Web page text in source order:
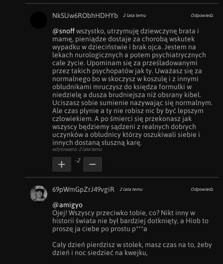
NkSlJw6RObhHDHYb 2 lata temu Odpowiedz
@snoff wszystko, utrzymuję dziewczynę brata i
mamę, pieniądze dostaje za chorobą wskutek
wypadku w dzieciństwie i brak ojca. Jestem na
lekach nurologicznych a potem psychiatrycznych
całe życie. Upominam się za prześladowanymi
przez takich psychopatów jak ty. Uważasz się za
normalnego bo w skoczysz w koszulę i z innymi
obłudnikami mruczysz do księdza formułki w
niedzielę a dusza brudniejsza niż obsrany kibel.
Uciszasz sobie sumienie nazywając się normalnym.
Ale czas płynie a ty nie robisz nic by być lepszym
człowiekiem. A po śmierci się przekonasz jak
wszyscy będziemy sądzeni z realnych dobrych
uczynków a obłudnicy którzy oszukiwali siebie i
innych dostaną słuszną karę.
edytowano: 2 lata temu
-2
69pWmGpZrJ49vgiR 2 lata temu Odpowiedz
@amigyo
Ojej! Wszyscy przeciwko tobie, co? Nikt inny w
historii świata nie był bardziej dotknięty, a Hiob to
proszę ja ciebe po prostu p***a
Cały dzień pierdzisz w stołek, masz czas na to, żeby
dzień i noc siedzieć na kwejku,